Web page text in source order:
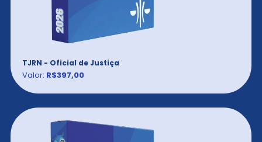
TJRN - Oficial de Justiça
Valor: R$397,00